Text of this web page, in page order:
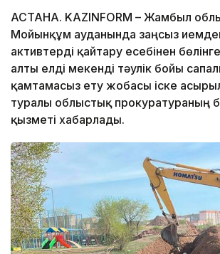
АСТАНА. KAZINFORM – Жамбыл
Мойынқұм ауданында заңсыз
активтерді қайтару есебінен
алты елді мекенді тәулік бойы
қамтамасыз ету жобасы іске
туралы облыстық прокуратураның
қызметі хабарлады.